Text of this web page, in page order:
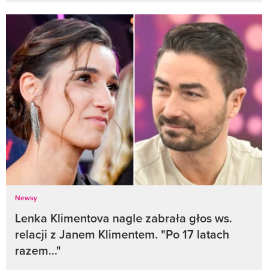
Newsy
Lenka Klimentova nagle zabrała głos ws.
relacji z Janem Klimentem. "Po 17 latach
razem..."